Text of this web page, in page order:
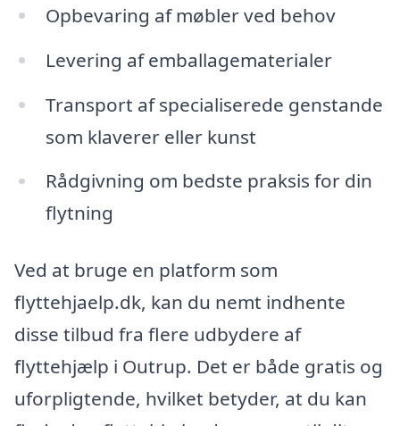
Opbevaring af møbler ved behov
Levering af emballagematerialer
Transport af specialiserede genstande
som klaverer eller kunst
Rådgivning om bedste praksis for din
flytning
Ved at bruge en platform som
flyttehjaelp.dk, kan du nemt indhente
disse tilbud fra flere udbydere af
flyttehjælp i Outrup. Det er både gratis og
uforpligtende, hvilket betyder, at du kan